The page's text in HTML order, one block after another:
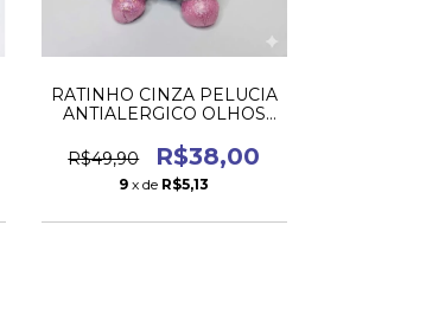
RATINHO CINZA PELUCIA
ANTIALERGICO OLHOS
R$49,90
R$38,00
9 x de R$5,13